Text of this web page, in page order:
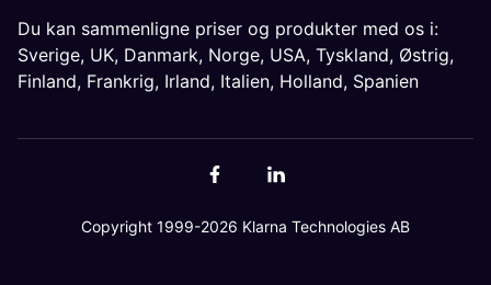
Du kan sammenligne priser og produkter med os i:
Sverige, UK, Danmark, Norge, USA, Tyskland, Østrig,
Finland, Frankrig, Irland, Italien, Holland, Spanien
Copyright 1999-2026 Klarna Technologies AB